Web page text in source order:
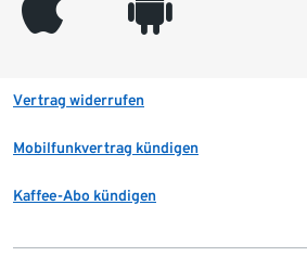
Vertrag widerrufen
Mobilfunkvertrag kündigen
Kaffee-Abo kündigen